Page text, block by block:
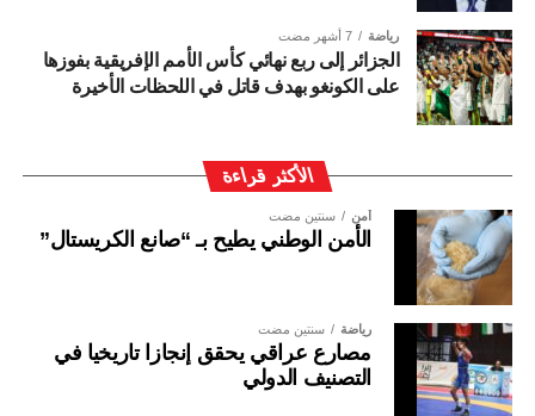
رياضة 7 أشهر مضت
الجزائر إلى ربع نهائي كأس الأمم الإفريقية بفوزها
على الكونغو بهدف قاتل في اللحظات الأخيرة
الأكثر قراءة
أمن سنتين مضت
الأمن الوطني يطيح بـ “صانع الكريستال”
رياضة سنتين مضت
مصارع عراقي يحقق إنجازا تاريخيا في
التصنيف الدولي